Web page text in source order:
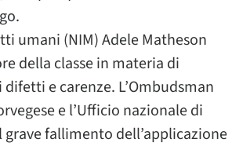
umani (NIM) Adele Matheson
della classe in materia di
e carenze. L’Ombudsman
e l’Ufficio nazionale di
fallimento dell’applicazione